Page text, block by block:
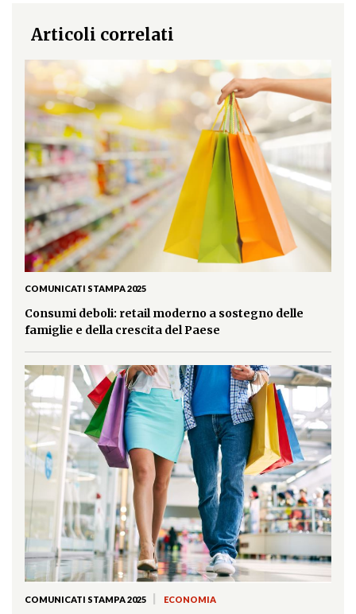
Articoli correlati
COMUNICATI STAMPA 2025
Consumi deboli: retail moderno a sostegno delle
famiglie e della crescita del Paese
COMUNICATI STAMPA 2025 ECONOMIA